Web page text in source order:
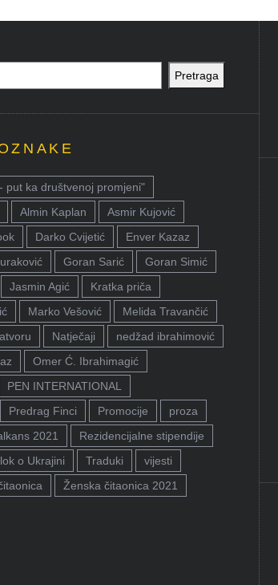
Pretraga
put ka društvenoj promjeni"
Almin Kaplan
Asmir Kujović
Darko Cvijetić
Enver Kazaz
Goran Sarić
Goran Simić
Jasmin Agić
Kratka priča
Marko Vešović
Melida Travančić
Natječaji
nedžad ibrahimović
Omer Ć. Ibrahimagić
PEN INTERNATIONAL
Predrag Finci Promocije
proza
2021
Rezidencijalne stipendije
o Ukrajini Traduki
vijesti
Ženska čitaonica 2021